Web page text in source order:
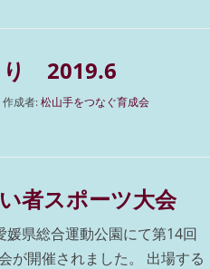
り 2019.6
作成者:松山手をつなぐ育成会
者スポーツ大会
媛県総合運動公園にて第14回
が開催されました。 出場する